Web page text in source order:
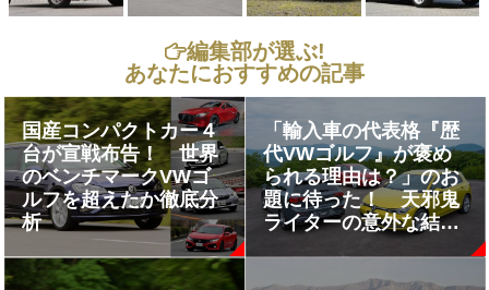
編集部が選ぶ!
あなたにおすすめの記事
国産コンパクトカー４
台が宣戦布告！ 世界
のベンチマークVWゴ
ルフを超えたか徹底分
析
「輸入車の代表格『歴
代VWゴルフ』が褒め
られる理由は？」のお
題に待った！ 天邪鬼
ライターの意外な結論